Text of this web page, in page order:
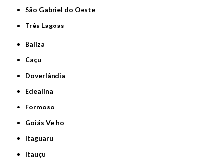
São Gabriel do Oeste
Três Lagoas
Baliza
Caçu
Doverlândia
Edealina
Formoso
Goiás Velho
Itaguaru
Itauçu